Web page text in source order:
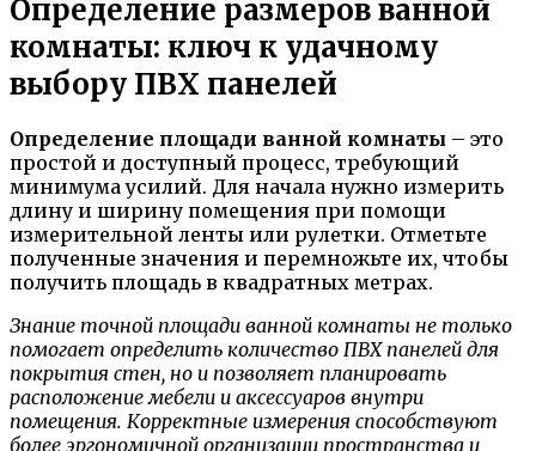
Определение размеров ванной
комнаты: ключ к удачному
выбору ПВХ панелей
Определение площади ванной комнаты – это
простой и доступный процесс, требующий
минимума усилий. Для начала нужно измерить
длину и ширину помещения при помощи
измерительной ленты или рулетки. Отметьте
полученные значения и перемножьте их, чтобы
получить площадь в квадратных метрах.
Знание точной площади ванной комнаты не только
помогает определить количество ПВХ панелей для
покрытия стен, но и позволяет планировать
расположение мебели и аксессуаров внутри
помещения. Корректные измерения способствуют
более эргономичной организации пространства и